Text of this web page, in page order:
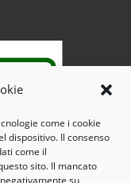
come i cookie
dispositivo. Il consenso
come il
sito. Il mancato
su